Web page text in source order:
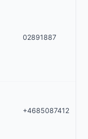
02891887
+4685087412